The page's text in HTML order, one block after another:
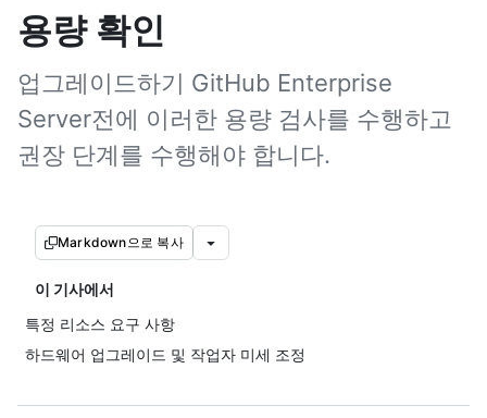
용량 확인
업그레이드하기 GitHub Enterprise
Server전에 이러한 용량 검사를 수행하고
권장 단계를 수행해야 합니다.
Markdown으로 복사
이 기사에서
특정 리소스 요구 사항
하드웨어 업그레이드 및 작업자 미세 조정